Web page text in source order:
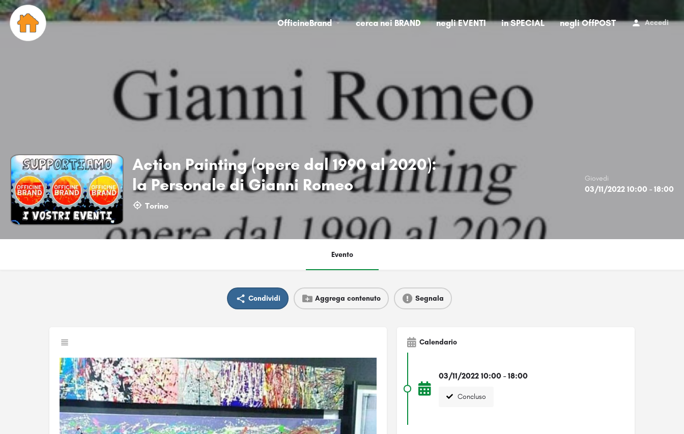
OfficineBrand cerca nei BRAND negli EVENTI in SPECIAL negli OffPOST Accedi
Action Painting (opere dal 1990 al 2020):
la Personale di Gianni Romeo
Torino
Giovedi
03/11/2022 10:00 - 18:00
Evento
Condividi Aggrega contenuto Segnala
Calendario
03/11/2022 10:00 - 18:00
Concluso